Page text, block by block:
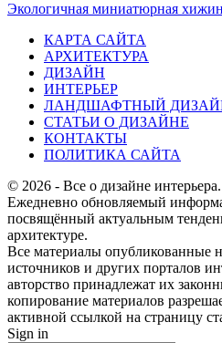
Экологичная миниатюрная
КАРТА САЙТА
АРХИТЕКТУРА
ДИЗАЙН
ИНТЕРЬЕР
ЛАНДШАФТНЫЙ
СТАТЬИ О ДИЗАЙНЕ
КОНТАКТЫ
ПОЛИТИКА САЙТА
© 2026 - Все о дизайне
Ежедневно обновляемый
посвящённый актуальным
архитектуре.
Все материалы опубликованные
источников и других порталов
авторство принадлежат их
копирование материалов
активной ссылкой на страницу
Sign in